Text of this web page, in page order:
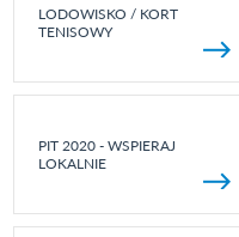
LODOWISKO / KORT
TENISOWY
PIT 2020 - WSPIERAJ
LOKALNIE